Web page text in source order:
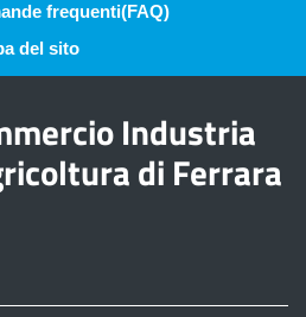
frequenti(FAQ)
del sito
Industria
di Ferrara